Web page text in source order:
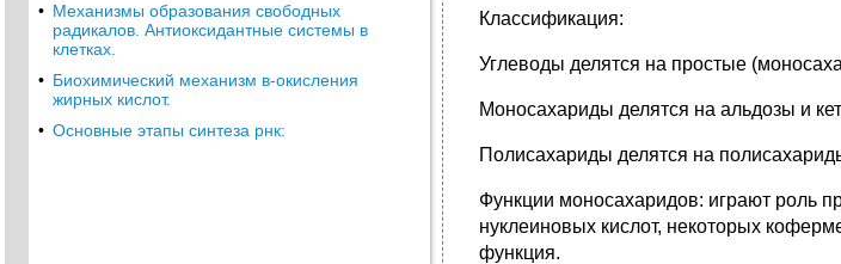
• Механизмы образования свободных
радикалов. Антиоксидантные системы в
клетках.
• Биохимический механизм в-окисления
жирных кислот.
• Основные этапы синтеза рнк:
Классификация:
Углеводы делятся на простые
Моносахариды делятся на альдозы и
Полисахариды делятся на
Функции моносахаридов: играют роль
нуклеиновых кислот, некоторых
функция.